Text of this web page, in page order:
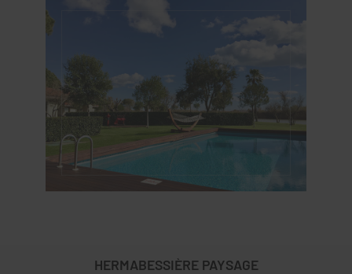
HERMABESSIÈRE PAYSAGE